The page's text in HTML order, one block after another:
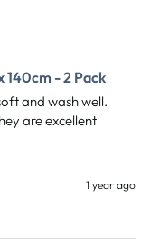
140cm - 2 Pack
and wash well.
are excellent
1 year ago